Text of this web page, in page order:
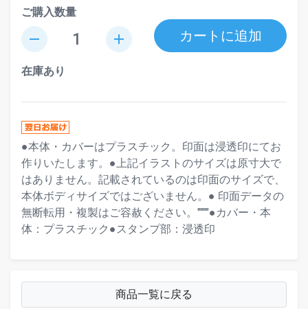
ご購入数量
remove add カートに追加
在庫あり
●本体・カバーはプラスチック。印面は浸透印にてお
作りいたします。●上記イラストのサイズは原寸大で
はありません。記載されているのは印面のサイズで、
本体ボディサイズではございません。● 印面データの
無断転用・複製はご容赦ください。""""●カバー・本
体：プラスチック●スタンプ部：浸透印
商品一覧に戻る